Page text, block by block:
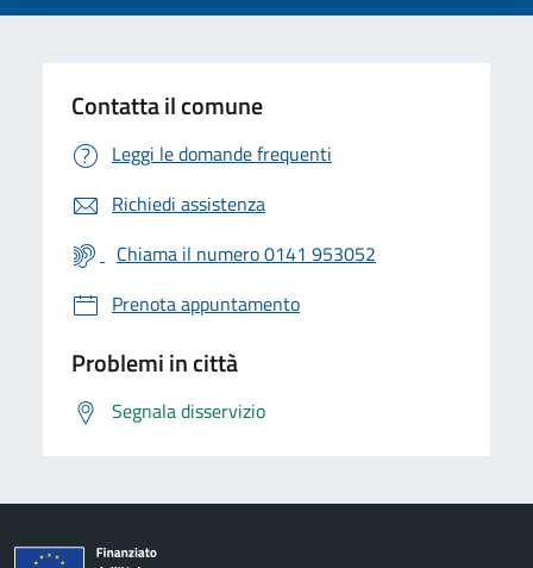
Contatta il comune
Leggi le domande frequenti
Richiedi assistenza
Chiama il numero 0141 953052
Prenota appuntamento
Problemi in città
Segnala disservizio